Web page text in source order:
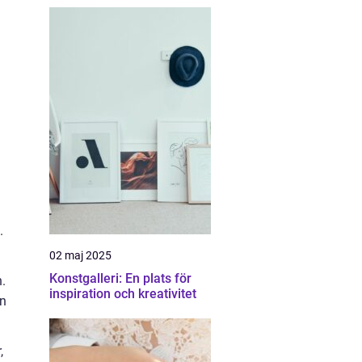
02 maj 2025
Konstgalleri: En plats för
inspiration och kreativitet